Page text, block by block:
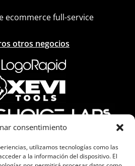
consentimiento
utilizamos tecnologías como las
a la información del dispositivo. El
ecommerce full-service
otros negocios